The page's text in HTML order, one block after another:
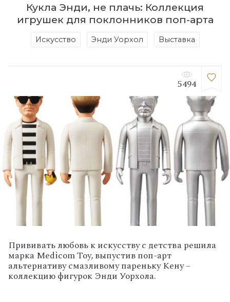
Кукла Энди, не плачь: Коллекция
игрушек для поклонников поп-арта
Искусство Энди Уорхол Выставка
5494
Прививать любовь к искусству с детства решила
марка Medicom Toy, выпустив поп-арт
альтернативу смазливому пареньку Кену –
коллекцию фигурок Энди Уорхола.